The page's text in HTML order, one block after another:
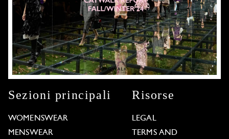
Sezioni principali
WOMENSWEAR
MENSWEAR
Risorse
LEGAL
TERMS AND